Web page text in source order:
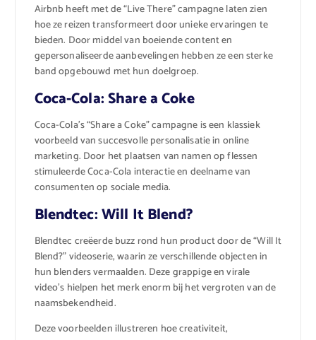
Airbnb heeft met de “Live There” campagne laten zien
hoe ze reizen transformeert door unieke ervaringen te
bieden. Door middel van boeiende content en
gepersonaliseerde aanbevelingen hebben ze een sterke
band opgebouwd met hun doelgroep.
Coca-Cola: Share a Coke
Coca-Cola’s “Share a Coke” campagne is een klassiek
voorbeeld van succesvolle personalisatie in online
marketing. Door het plaatsen van namen op flessen
stimuleerde Coca-Cola interactie en deelname van
consumenten op sociale media.
Blendtec: Will It Blend?
Blendtec creëerde buzz rond hun product door de “Will It
Blend?” videoserie, waarin ze verschillende objecten in
hun blenders vermaalden. Deze grappige en virale
video’s hielpen het merk enorm bij het vergroten van de
naamsbekendheid.
Deze voorbeelden illustreren hoe creativiteit,